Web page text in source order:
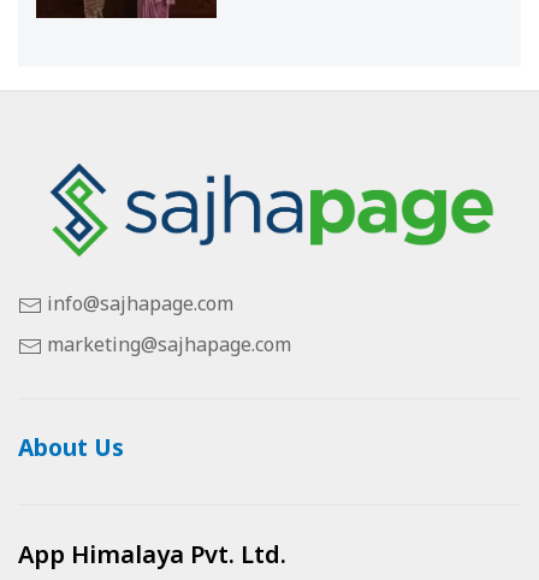
info@sajhapage.com
marketing@sajhapage.com
About Us
App Himalaya Pvt. Ltd.